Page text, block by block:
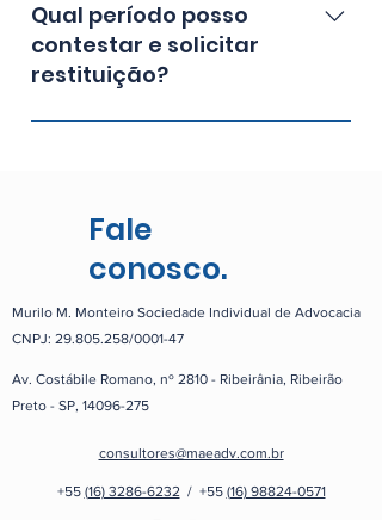
processo.
administrativa e o processo é
totalmente legal. Somos um
escritório de advocacia
especializado nessas demandas.
Qual período posso
contestar e solicitar
restituição?
Podemos fazer a contestação e
anos de exercício.
Fale
conosco.
Murilo M. Monteiro Sociedade Individual de Advocacia
CNPJ: 29.805.258/0001-47
Av. Costábile Romano, nº 2810 - Ribeirânia, Ribeirão
Preto - SP, 14096-275
consultores@maeadv.com.br
+55 (16) 3286-6232/ +55 (16) 98824-0571